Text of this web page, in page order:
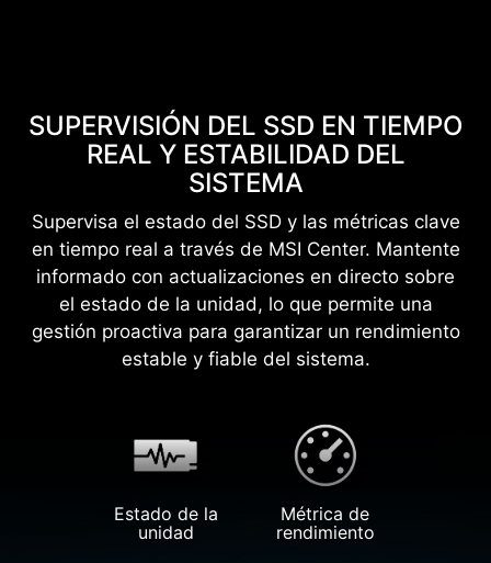
SUPERVISIÓN DEL SSD EN TIEMPO
REAL Y ESTABILIDAD DEL
SISTEMA
Supervisa el estado del SSD y las métricas clave
en tiempo real a través de MSI Center. Mantente
informado con actualizaciones en directo sobre
el estado de la unidad, lo que permite una
gestión proactiva para garantizar un rendimiento
estable y fiable del sistema.
Estado de la
unidad
Métrica de
rendimiento